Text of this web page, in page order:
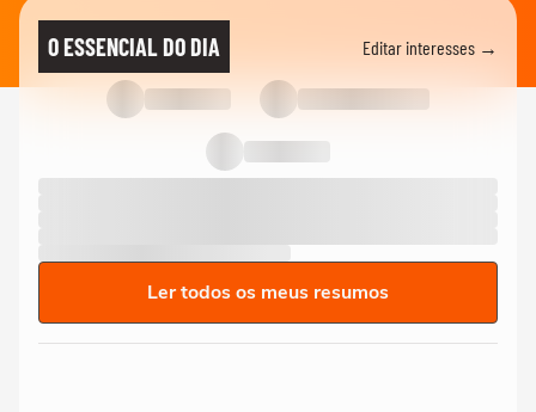
O ESSENCIAL DO DIA Editar interesses →
Ler todos os meus resumos